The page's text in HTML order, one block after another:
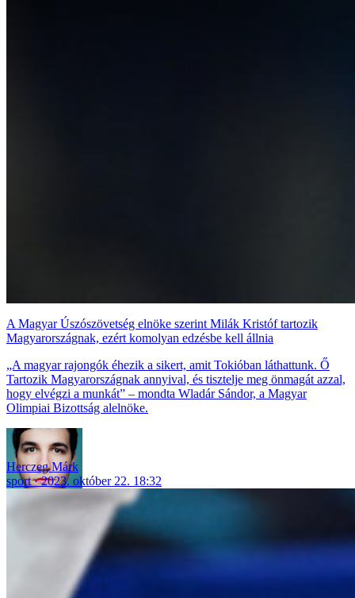
A Magyar Úszószövetség elnöke szerint Milák Kristóf tartozik
Magyarországnak, ezért komolyan edzésbe kell állnia
„A magyar rajongók éhezik a sikert, amit Tokióban láthattunk. Ő
Tartozik Magyarországnak annyival, és tisztelje meg önmagát azzal,
hogy elvégzi a munkát” – mondta Wladár Sándor, a Magyar
Olimpiai Bizottság alelnöke.
Herczeg Márk
sport
2023. október 22. 18:32